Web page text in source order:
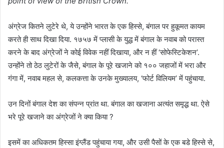
अंग्रेज कितने लुटेरे थे, ये उन्होंने भारत के एक हिस्से, बंगाल पर हुकूमत कायम
करते ही साथ दिखा दिया. १७५७ में प्लासी के युद्ध में बंगाल के नवाब को परास्त
करने के बाद अंग्रेजों ने कोई विवेक नहीं दिखाया, और न हीं ‘सोफेस्टिकेशन’.
उन्होंने तो ठेठ लुटेरों के जैसे, बंगाल के पूरे खजाने को १०० जहाजों में भरा और
गंगा में, नवाब महल से, कलकत्ता के उनके मुख्यालय, ‘फोर्ट विलियम’ में पहुंचाया.
उन दिनों बंगाल देश का संपन्न प्रांत था. बंगाल का खजाना अत्यंत समृद्ध था. ऐसे
भरे पूरे खजाने का अंग्रेजों ने क्या किया ?
इसमें का अधिकतम हिस्सा इंग्लैंड पहुंचाया गया, और उसी पैसों के एक बडे हिस्से से,